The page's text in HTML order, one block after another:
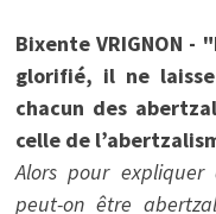
Bixente VRIGNON
glorifié, il ne
chacun des
celle de
Alors pour
peut-on être